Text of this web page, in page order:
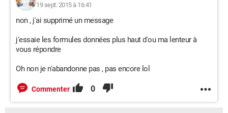
19 sept. 2015 à 16:41
non , j'ai supprimé un message
j'essaie les formules données plus haut d'ou ma lenteur à
vous répondre
Oh non je n'abandonne pas , pas encore lol
Commenter 0